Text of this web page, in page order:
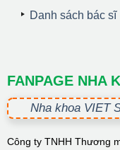
Danh sách bác sĩ
FANPAGE NHA
Nha khoa VIET
Công ty TNHH Thương